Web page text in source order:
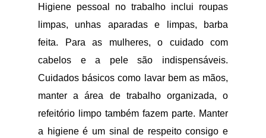
Higiene pessoal no trabalho inclui roupas
limpas, unhas aparadas e limpas, barba
feita. Para as mulheres, o cuidado com
cabelos e a pele são indispensáveis.
Cuidados básicos como lavar bem as mãos,
manter a área de trabalho organizada, o
refeitório limpo também fazem parte. Manter
a higiene é um sinal de respeito consigo e